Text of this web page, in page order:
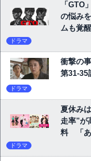
「GTO
の悩み
ムも覚
ドラマ
衝撃の
第31-35
ドラマ
夏休み
走率”が
料 「あ
ドラマ